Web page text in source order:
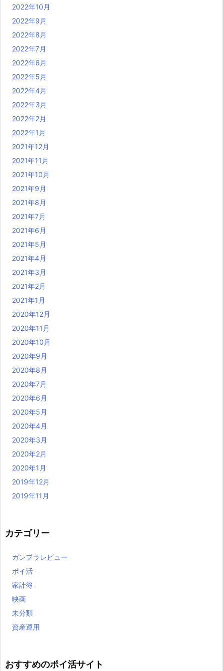
2022年10月
2022年9月
2022年8月
2022年7月
2022年6月
2022年5月
2022年4月
2022年3月
2022年2月
2022年1月
2021年12月
2021年11月
2021年10月
2021年9月
2021年8月
2021年7月
2021年6月
2021年5月
2021年4月
2021年3月
2021年2月
2021年1月
2020年12月
2020年11月
2020年10月
2020年9月
2020年8月
2020年7月
2020年6月
2020年5月
2020年4月
2020年3月
2020年2月
2020年1月
2019年12月
2019年11月
カテゴリー
ガンプラレビュー
ポイ活
家計簿
映画
未分類
資産運用
おすすめのポイ活サイト